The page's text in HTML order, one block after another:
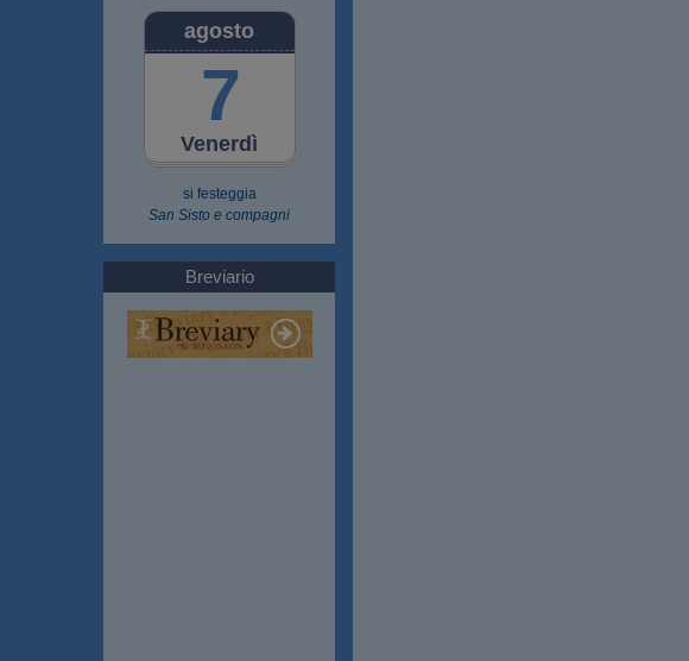
Venerdì
agosto
7
si festeggia
San Sisto e compagni
Breviario